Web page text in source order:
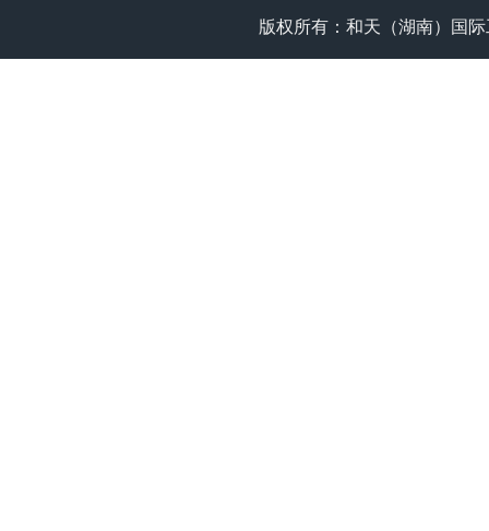
版权所有：和天（湖南）国